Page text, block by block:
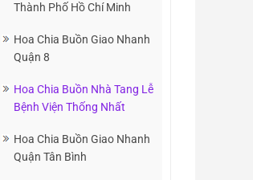
Thành Phố Hồ Chí Minh
Hoa Chia Buồn Giao Nhanh
Quận 8
Hoa Chia Buồn Nhà Tang Lễ
Bệnh Viện Thống Nhất
Hoa Chia Buồn Giao Nhanh
Quận Tân Bình